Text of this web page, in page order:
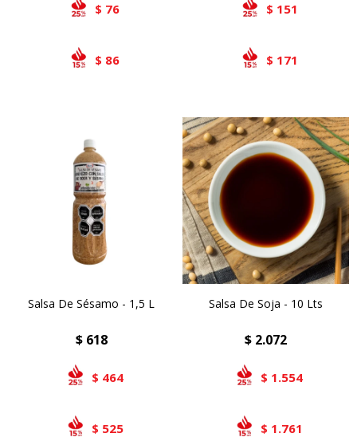
$ 76
$ 86
$ 151
$ 171
Salsa De Sésamo - 1,5 L
$ 618
$ 464
$ 525
Salsa De Soja - 10 Lts
$ 2.072
$ 1.554
$ 1.761